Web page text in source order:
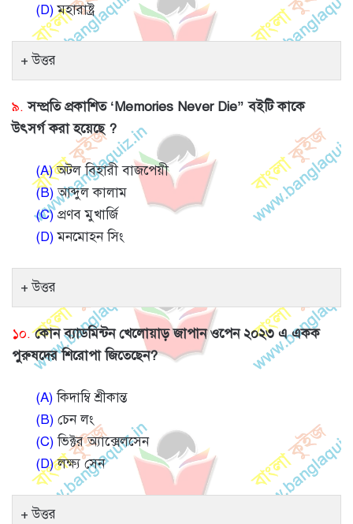
(D)মহারাষ্ট্র
উত্তর
৯. সম্প্রতি প্রকাশিত ‘Memories Never Die” বইটি কাকে
উৎসর্গ করা হয়েছে ?
(A)অটল বিহারী বাজপেয়ী
(B)আব্দুল কালাম
(C)প্রণব মুখার্জি
(D)মনমোহন সিং
উত্তর
১০. কোন ব্যাডমিন্টন খেলোয়াড় জাপান ওপেন ২০২৩ এ একক
পুরুষদের শিরোপা জিতেছেন?
(A)কিদাম্বি শ্রীকান্ত
(B) চেন লং
(C)ভিক্টর অ্যাক্সেলসেন
(D)লক্ষ্য সেন
উত্তর